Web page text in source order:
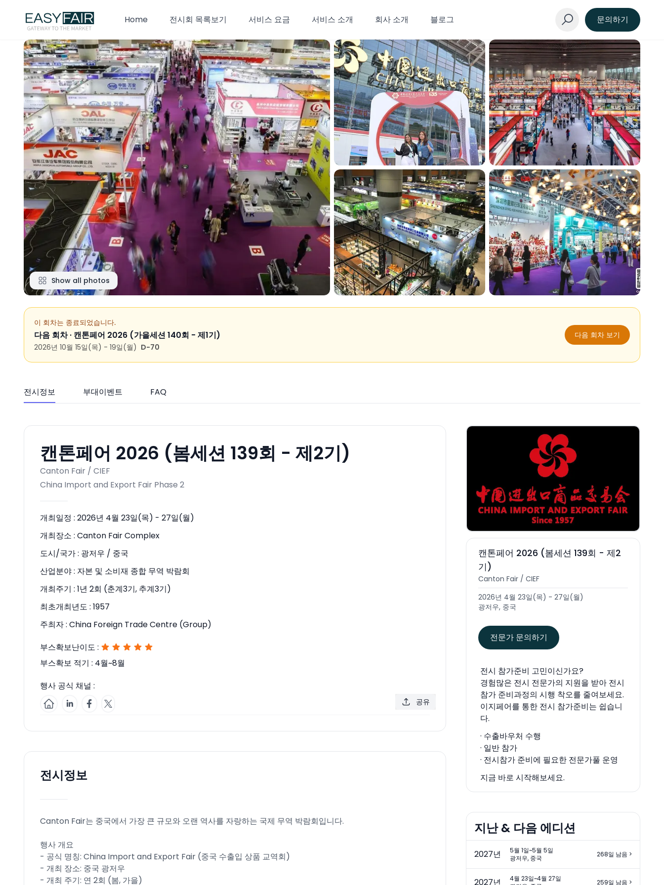
Home 전시회 목록보기 서비스 요금 서비스 소개 회사 소개 블로그 문의하기
Show all photos
이 회차는 종료되었습니다.
다음 회차 · 캔톤페어 2026 (가을세션 140회 - 제1기)
2026년 10월 15일(목) - 19일(월) D-70
다음 회차 보기
전시정보 부대이벤트 FAQ
공유
캔톤페어 2026 (봄세션 139회 - 제2기)
Canton Fair / CIEF
China Import and Export Fair Phase 2
개최일정 : 2026년 4월 23일(목) - 27일(월)
개최장소 : Canton Fair Complex
도시/국가 : 광저우 / 중국
산업분야 : 자본 및 소비재 종합 무역 박람회
개최주기 : 1년 2회 (춘계3기, 추계3기)
최초개최년도 : 1957
주최자 : China Foreign Trade Centre (Group)
부스확보난이도 :
부스확보 적기 : 4월~8월
행사 공식 채널 :
전시정보
Canton Fair는 중국에서 가장 큰 규모와 오랜 역사를 자랑하는 국제 무역 박람회입니다.
행사 개요
- 공식 명칭: China Import and Export Fair (중국 수출입 상품 교역회)
- 개최 장소: 중국 광저우
- 개최 주기: 연 2회 (봄, 가을)
캔톤페어 2026 (봄세션 139회 - 제2
기)
Canton Fair / CIEF
2026년 4월 23일(목) - 27일(월)
광저우, 중국
전문가 문의하기
전시 참가준비 고민이신가요?
경험많은 전시 전문가의 지원을 받아 전시
참가 준비과정의 시행 착오를 줄여보세요.
이지페어를 통한 전시 참가준비는 쉽습니
다.
· 수출바우처 수행
· 일반 참가
· 전시참가 준비에 필요한 전문가풀 운영
지금 바로 시작해보세요.
지난 & 다음 에디션
2027년
5월 1일~5월 5일
광저우, 중국
268일 남음 >
2027년
4월 23일~4월 27일
259일 남음 >